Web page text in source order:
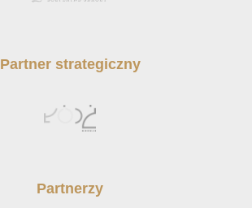
Partner strategiczny
Partnerzy